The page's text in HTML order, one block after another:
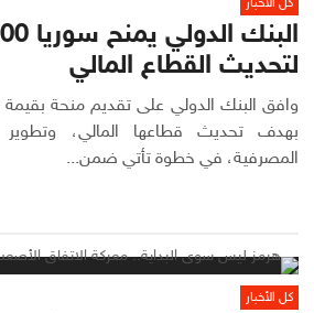
كل الأخبار
لتحديث القطاع المالي
بهدف تحديث قطاعها المالي، وتطوير
المصرفية، في خطوة تأتي ضمن...
كل الأخبار